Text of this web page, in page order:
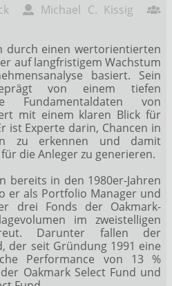
Michael C. Kissig
durch einen wertorientierten
auf langfristigem Wachstum
basiert. Sein
von einem tiefen
von
mit einem klaren Blick für
ist Experte darin, Chancen in
zu erkennen und damit
die Anleger zu generieren.
bereits in den 1980er-Jahren
er als Portfolio Manager und
drei Fonds der Oakmark-
im zweistelligen
Darunter fallen der
der seit Gründung 1991 eine
Performance von 13 %
Oakmark Select Fund und